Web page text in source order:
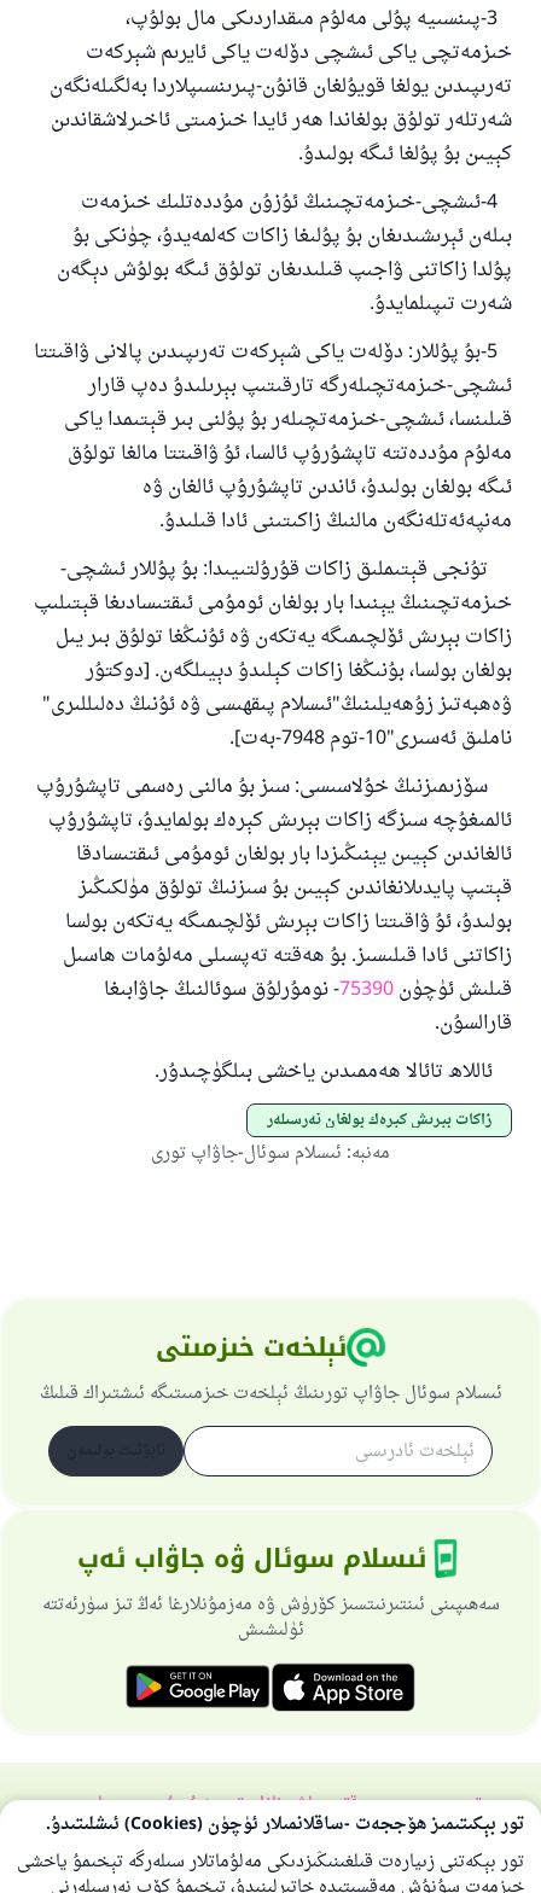
3-پىنسىيە پۇلى مەلۇم مىقداردىكى مال بولۇپ،
خىزمەتچى ياكى ئىشچى دۆلەت ياكى ئايرىم شېركەت
تەرىپىدىن يولغا قويۇلغان قانۇن-پىرىنسىپلاردا بەلگىلەنگەن
شەرتلەر تولۇق بولغاندا ھەر ئايدا خىزمىتى ئاخىرلاشقاندىن
كېيىن بۇ پۇلغا ئىگە بولىدۇ.
4-ئىشچى-خىزمەتچىنىڭ ئۇزۇن مۇددەتلىك خىزمەت
بىلەن ئېرىشىدىغان بۇ پۇلىغا زاكات كەلمەيدۇ، چۈنكى بۇ
پۇلدا زاكاتنى ۋاجىپ قىلىدىغان تولۇق ئىگە بولۇش دېگەن
شەرت تىپىلمايدۇ.
5-بۇ پۇللار: دۆلەت ياكى شېركەت تەرىپىدىن پالانى ۋاقىتتا
ئىشچى-خىزمەتچىلەرگە تارقىتىپ بېرىلىدۇ دەپ قارار
قىلىنسا، ئىشچى-خىزمەتچىلەر بۇ پۇلنى بىر قېتىمدا ياكى
مەلۇم مۇددەتتە تاپشۇرۇپ ئالسا، ئۇ ۋاقىتتا مالغا تولۇق
ئىگە بولغان بولىدۇ، ئاندىن تاپشۇرۇپ ئالغان ۋە
مەنپەئەتلەنگەن مالنىڭ زاكىتىنى ئادا قىلىدۇ.
تۇنجى قېتىملىق زاكات قۇرۇلتىيىدا: بۇ پۇللار ئىشچى-
خىزمەتچىنىڭ يېنىدا بار بولغان ئومۇمى ئىقتىسادىغا قېتىلىپ
زاكات بېرىش ئۆلچىمىگە يەتكەن ۋە ئۇنىڭغا تولۇق بىر يىل
بولغان بولسا، بۇنىڭغا زاكات كېلىدۇ دېيىلگەن. [دوكتۇر
ۋەھبەتىز زۇھەيلىنىڭ"ئىسلام پىقھىسى ۋە ئۇنىڭ دەلىللىرى"
ناملىق ئەسىرى"10-توم 7948-بەت].
سۆزىمىزنىڭ خۇلاسىسى: سىز بۇ مالنى رەسمى تاپشۇرۇپ
ئالمىغۇچە سىزگە زاكات بېرىش كېرەك بولمايدۇ، تاپشۇرۇپ
ئالغاندىن كېيىن يېنىڭىزدا بار بولغان ئومۇمى ئىقتىسادقا
قېتىپ پايدىلانغاندىن كېيىن بۇ سىزنىڭ تولۇق مۈلكىڭىز
بولىدۇ، ئۇ ۋاقىتتا زاكات بېرىش ئۆلچىمىگە يەتكەن بولسا
زاكاتنى ئادا قىلىسىز. بۇ ھەقتە تەپسىلى مەلۇمات ھاسىل
قىلىش ئۈچۈن75390- نومۇرلۇق سوئالنىڭ جاۋابىغا
قارالسۇن.
ئاللاھ تائالا ھەممىدىن ياخشى بىلگۈچىدۇر.
زاكات بېرىش كېرەك بولغان نەرسىلەر
مەنبە: ئىسلام سوئال-جاۋاپ تورى
ئېلخەت خىزمىتى
ئىسلام سوئال جاۋاپ تورىنىڭ ئېلخەت خىزمىىتىگە ئىشتىراك قىلىڭ
ئىسلام سوئال ۋە جاۋاب ئەپ
سەھىپىنى ئىنتىرنىتسىز كۆرۈش ۋە مەزمۇنلارغا ئەڭ تىز سۈرئەتتە
ئۈلىشىش
تورسەھىپىسى ھەققىدەباش نازارەتچىخۇسۇسىي سىياسەت
بارلىق ھوقۇق ئىسلام سوئال-جاۋاپ تورىغا مەنسۇپتۇر 1997-2025 ©
پەيغەمبەرئەلەيھىسسالام مۇنداق دېگەن:
ياخشىلىققا باشلارپ قويغان كىشى قىلغۇچىغا
ئوخشاش ساۋاپقا ئېرىشىدۇ
مۇسلىم رىۋايەت قىلغان (1893) ھەدىس
ئىئائە
تور بېكىتىمىز ھۆججەت -ساقلانمىلار ئۈچۈن (Cookies) ئىشلىتىدۇ.
تور بېكەتنى زىيارەت قىلغىنىڭىزدىكى مەلۇماتلار سىلەرگە تېخىمۇ ياخشى